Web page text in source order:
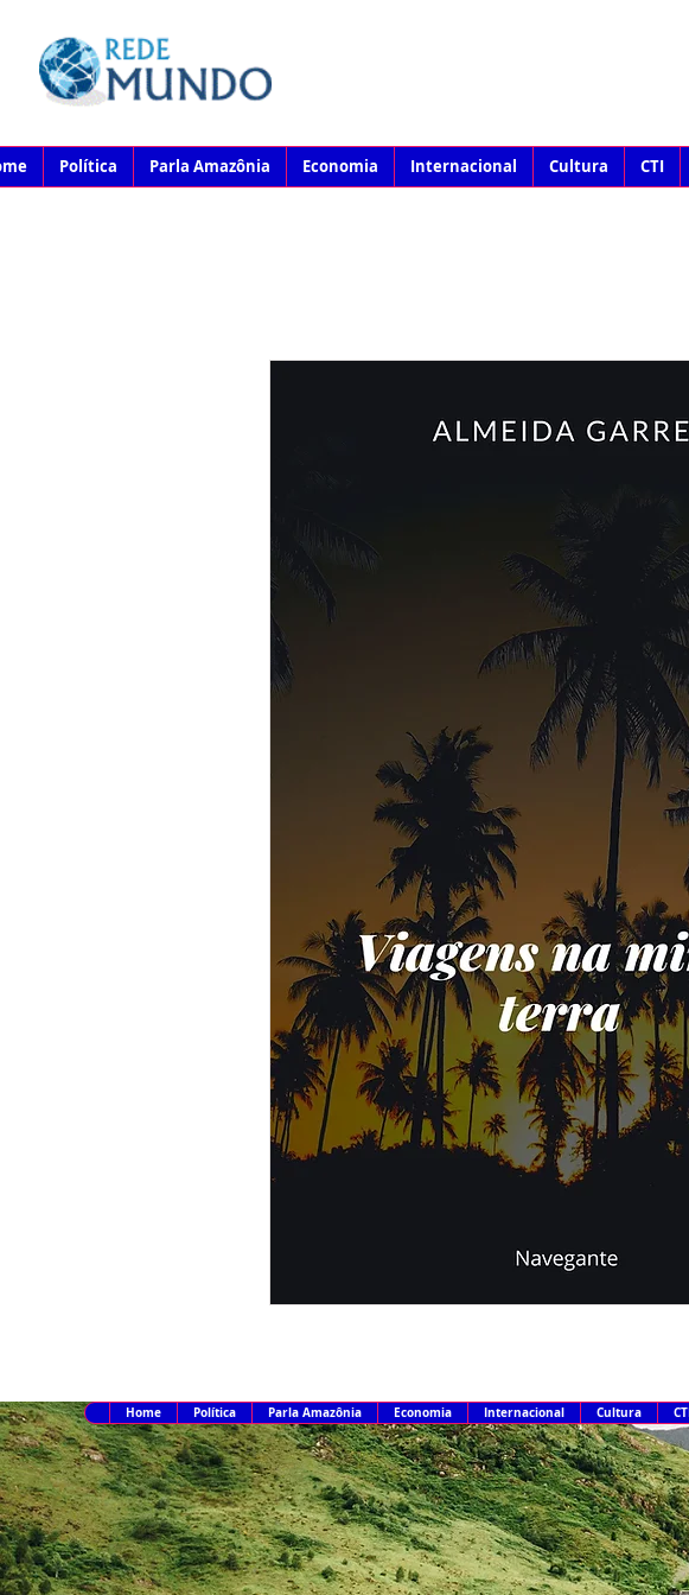
Política Parla Amazônia Economia Internacional Cultura CTI
Home Política Parla Amazônia Economia Internacional Cultura